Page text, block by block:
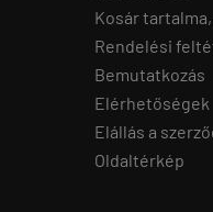
Kosár
Rendelési
Bemutatkozás
Elérhetőségek
Elállás a
Oldaltérkép